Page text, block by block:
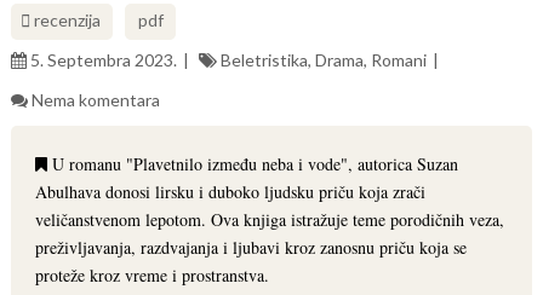
recenzija
pdf
5. Septembra 2023.
Beletristika, Drama, Romani
Nema komentara
U romanu "Plavetnilo između neba i vode", autorica Suzan
Abulhava donosi lirsku i duboko ljudsku priču koja zrači
veličanstvenom lepotom. Ova knjiga istražuje teme porodičnih veza,
preživljavanja, razdvajanja i ljubavi kroz zanosnu priču koja se
proteže kroz vreme i prostranstva.